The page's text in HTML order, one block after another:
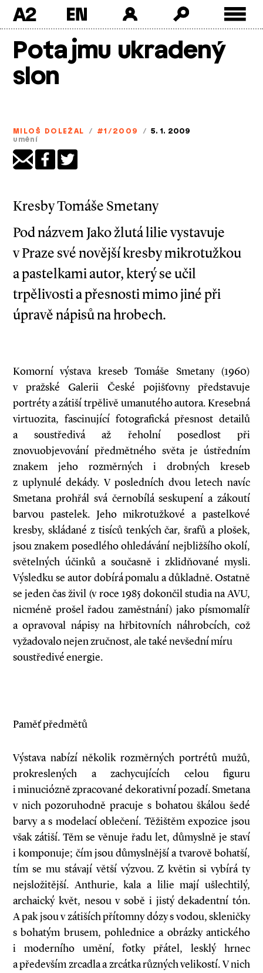
A2
Potajmu ukradený
slon
MILOŠ DOLEŽAL / #1/2009 / 5. 1. 2009
umění
Kresby Tomáše Smetany
Pod názvem Jako žlutá lilie vystavuje
v Praze své novější kresby mikrotužkou
a pastelkami autor, který se učil
trpělivosti a přesnosti mimo jiné při
úpravě nápisů na hrobech.
Komorní výstava kreseb Tomáše Smetany (1960)
v pražské Galerii České pojišťovny představuje
portréty a zátiší trpělivě umanutého autora. Kresebná
virtuozita, fascinující fotografická přesnost detailů
a soustředivá až řeholní posedlost při
znovuobjevování předmětného světa je ústředním
znakem jeho rozměrných i drobných kreseb
z uplynulé dekády. V posledních dvou letech navíc
Smetana prohřál svá černobílá seskupení a zákoutí
barvou pastelek. Jeho mikrotužkové a pastelkové
kresby, skládané z tisíců tenkých čar, šrafů a plošek,
jsou znakem posedlého ohledávání nejbližšího okolí,
světelných účinků a současně i zklidňované mysli.
Výsledku se autor dobírá pomalu a důkladně. Ostatně
se jeden čas živil (v roce 1985 dokončil studia na AVU,
nicméně prošel řadou zaměstnání) jako písmomalíř
a opravoval nápisy na hřbitovních náhrobcích, což
vyžadovalo nejen zručnost, ale také nevšední míru
soustředivé energie.
Paměť předmětů
Výstava nabízí několik rozměrných portrétů mužů,
prokreslených a zachycujících celou figuru
i minuciózně zpracované dekorativní pozadí. Smetana
v nich pozoruhodně pracuje s bohatou škálou šedé
barvy a s modelací oblečení. Těžištěm expozice jsou
však zátiší. Těm se věnuje řadu let, důmyslně je staví
i komponuje; čím jsou důmyslnější a tvarově bohatší,
tím se mu stávají větší výzvou. Z květin si vybírá ty
nejsložitější. Anthurie, kala a lilie mají ušlechtilý,
archaický květ, nesou v sobě i jistý dekadentní tón.
A pak jsou v zátiších přítomny dózy s vodou, skleničky
s bohatým brusem, pohlednice a obrázky antického
i moderního umění, fotky přátel, lesklý hrnec
a především zrcadla a zrcátka různých velikostí. V nich